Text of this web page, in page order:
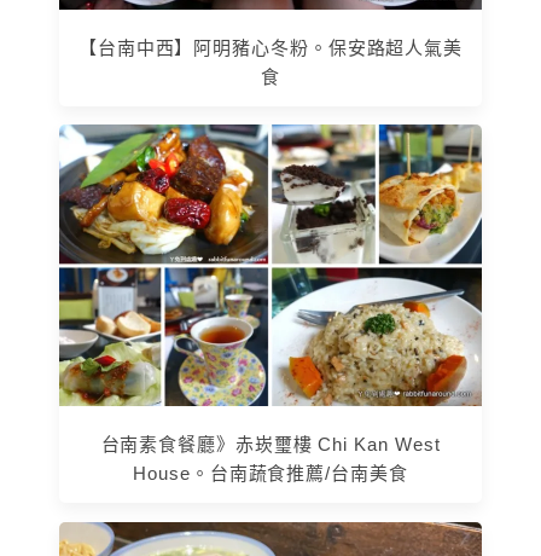
【台南中西】阿明豬心冬粉。保安路超人氣美
食
台南素食餐廳》赤崁璽樓 Chi Kan West
House。台南蔬食推薦/台南美食